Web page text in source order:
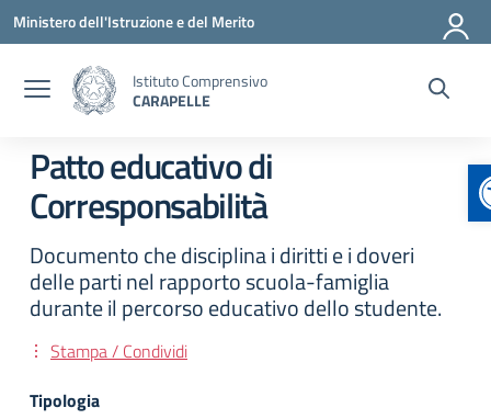
Vai ai contenuti
Vai al menu di navigazione
Vai al footer
Ministero dell'Istruzione e del Merito
Istituto Comprensivo
CARAPELLE
Patto educativo di
Corresponsabilità
Documento che disciplina i diritti e i doveri
delle parti nel rapporto scuola-famiglia
durante il percorso educativo dello studente.
Stampa / Condividi
Tipologia